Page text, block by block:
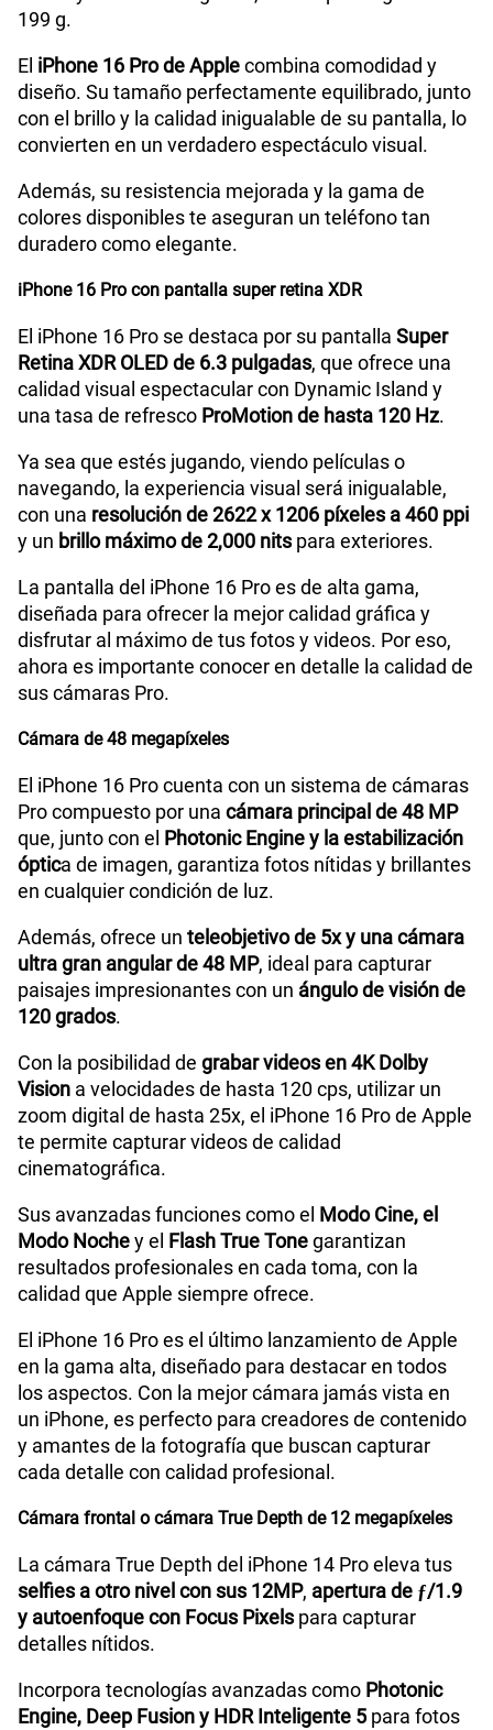
199 g.
El iPhone 16 Pro de Applecombina comodidad y
diseño. Su tamaño perfectamente equilibrado, junto
con el brillo y la calidad inigualable de su pantalla, lo
convierten en un verdadero espectáculo visual.
Además, su resistencia mejorada y la gama de
colores disponibles te aseguran un teléfono tan
duradero como elegante.
iPhone 16 Pro con pantalla super retina XDR
El iPhone 16 Pro se destaca por su pantalla Super
Retina XDR OLED de 6.3 pulgadas, que ofrece una
calidad visual espectacular con Dynamic Island y
una tasa de refresco ProMotion de hasta 120 Hz.
Ya sea que estés jugando, viendo películas o
navegando, la experiencia visual será inigualable,
con una resolución de 2622 x 1206 píxeles a 460 ppi
y un brillo máximo de 2,000 nitspara exteriores.
La pantalla del iPhone 16 Pro es de alta gama,
diseñada para ofrecer la mejor calidad gráfica y
disfrutar al máximo de tus fotos y videos. Por eso,
ahora es importante conocer en detalle la calidad de
sus cámaras Pro.
Cámara de 48 megapíxeles
El iPhone 16 Pro cuenta con un sistema de cámaras
Pro compuesto por una cámara principal de 48 MP
que, junto con el Photonic Engine y la estabilización
óptica de imagen, garantiza fotos nítidas y brillantes
en cualquier condición de luz.
Además, ofrece un teleobjetivo de 5x y una cámara
ultra gran angular de 48 MP, ideal para capturar
paisajes impresionantes con un ángulo de visión de
120 grados.
Con la posibilidad de grabar videos en 4K Dolby
Vision a velocidades de hasta 120 cps, utilizar un
zoom digital de hasta 25x, el iPhone 16 Pro de Apple
te permite capturar videos de calidad
cinematográfica.
Sus avanzadas funciones como el Modo Cine, el
Modo Nochey el Flash True Tonegarantizan
resultados profesionales en cada toma, con la
calidad que Apple siempre ofrece.
El iPhone 16 Pro es el último lanzamiento de Apple
en la gama alta, diseñado para destacar en todos
los aspectos. Con la mejor cámara jamás vista en
un iPhone, es perfecto para creadores de contenido
y amantes de la fotografía que buscan capturar
cada detalle con calidad profesional.
Cámara frontal o cámara True Depth de 12 megapíxeles
La cámara True Depth del iPhone 14 Pro eleva tus
selfies a otro nivel con sus 12MP, apertura de ƒ/1.9
y autoenfoque con Focus Pixelspara capturar
detalles nítidos.
Incorpora tecnologías avanzadas como Photonic
Engine, Deep Fusion y HDR Inteligente 5para fotos